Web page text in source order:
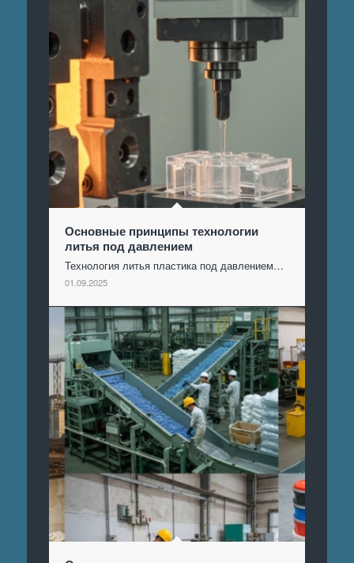
Основные принципы технологии
литья под давлением
Технология литья пластика под давлением…
01.09.2025